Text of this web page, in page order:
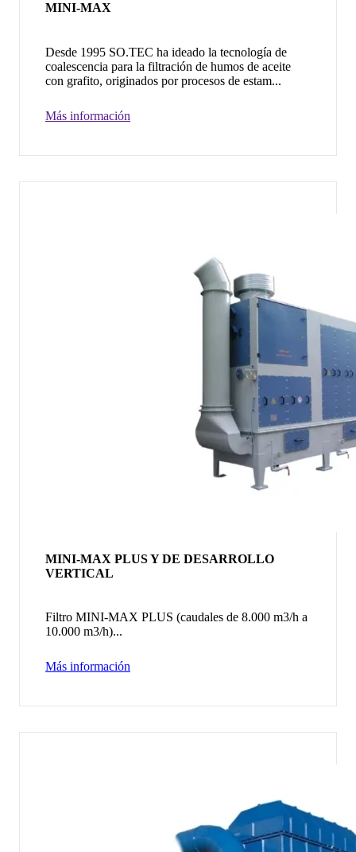
MINI-MAX
Desde 1995 SO.TEC ha ideado la tecnología de
coalescencia para la filtración de humos de aceite
con grafito, originados por procesos de estam...
Más información
MINI-MAX PLUS Y DE DESARROLLO
VERTICAL
Filtro MINI-MAX PLUS (caudales de 8.000 m3/h a
10.000 m3/h)...
Más información